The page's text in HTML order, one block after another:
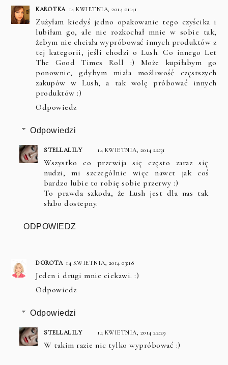
KAROTKA 14 KWIETNIA, 2014 01:41
Zużyłam kiedyś jedno opakowanie tego czyścika i
lubiłam go, ale nie rozkochał mnie w sobie tak,
żebym nie chciała wypróbować innych produktów z
tej kategorii, jeśli chodzi o Lush. Co innego Let
The Good Times Roll :) Może kupiłabym go
ponownie, gdybym miała możliwość częstszych
zakupów w Lush, a tak wolę próbować innych
produktów :)
Odpowiedz
Odpowiedzi
STELLALILY 14 KWIETNIA, 2014 22:31
Wszystko co przewija się często zaraz się
nudzi, mi szczególnie więc nawet jak coś
bardzo lubie to robię sobie przerwy :)
To prawda szkoda, że Lush jest dla nas tak
słabo dostepny.
ODPOWIEDZ
DOROTA 14 KWIETNIA, 2014 03:18
Jeden i drugi mnie ciekawi. :)
Odpowiedz
Odpowiedzi
STELLALILY 14 KWIETNIA, 2014 22:29
W takim razie nic tylko wypróbować :)